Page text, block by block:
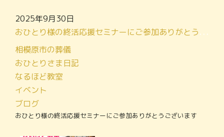
2025年9月30日
おひとり様の終活応援セミナーにご参加ありがとうございます
相模原市の葬儀
おひとりさま日記
なるほど教室
イベント
ブログ
おひとり様の終活応援セミナーにご参加ありがとうございます